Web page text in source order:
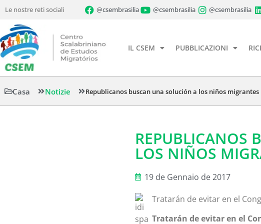
Le nostre reti sociali @csembrasilia @csembrasilia @csembrasilia
IL CSEM PUBBLICAZIONI
Casa Notizie Republicanos buscan una solución a los niños migrantes
REPUBLICANOS
LOS NIÑOS
19 de Gennaio de 2017
Tratarán de evitar en el
Tratarán de evitar en el